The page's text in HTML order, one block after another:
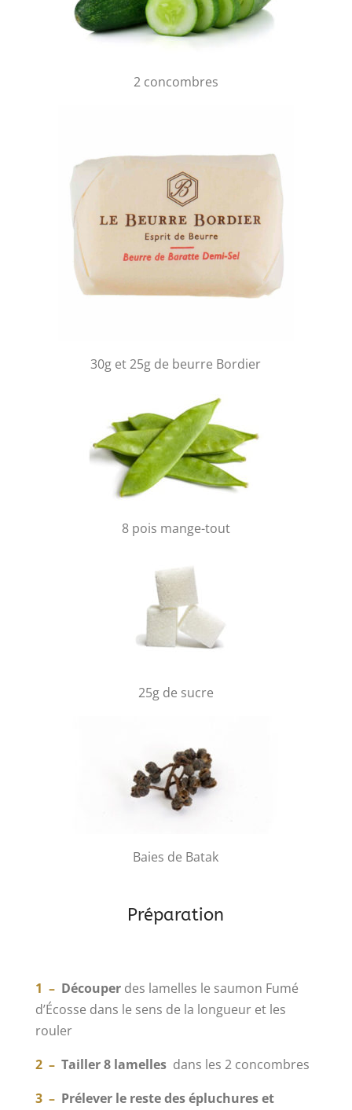
2 concombres
30g et 25g de beurre Bordier
8 pois mange-tout
25g de sucre
Baies de Batak
Préparation
1 –Découper des lamelles le saumon Fumé
d’Écosse dans le sens de la longueur et les
rouler
2 –Tailler 8 lamelles dans les 2 concombres
3 – Prélever le reste des épluchures et